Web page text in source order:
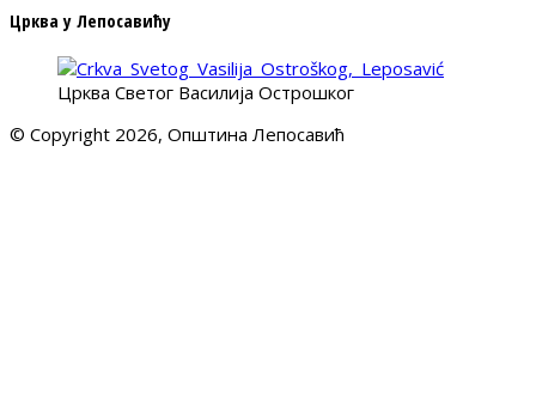
Црква у Лепосавићу
Црква Светог Василија Острошког
© Copyright 2026, Општина Лепосавић